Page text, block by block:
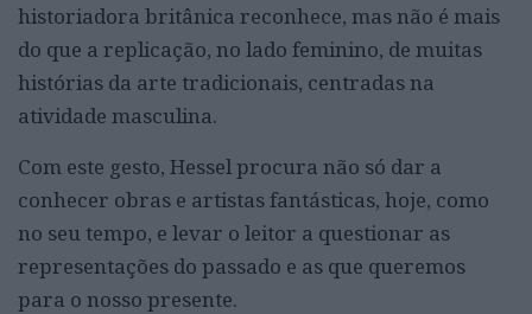
historiadora britânica reconhece, mas não é mais
do que a replicação, no lado feminino, de muitas
histórias da arte tradicionais, centradas na
atividade masculina.
Com este gesto, Hessel procura não só dar a
conhecer obras e artistas fantásticas, hoje, como
no seu tempo, e levar o leitor a questionar as
representações do passado e as que queremos
para o nosso presente.